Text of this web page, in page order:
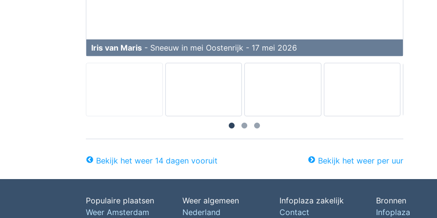
Iris van Maris - Sneeuw in mei Oostenrijk - 17 mei 2026
Bekijk het weer 14 dagen vooruit Bekijk het weer per uur
Populaire plaatsen
Weer Amsterdam
Weer algemeen
Nederland
Infoplaza zakelijk
Contact
Bronnen
Infoplaza